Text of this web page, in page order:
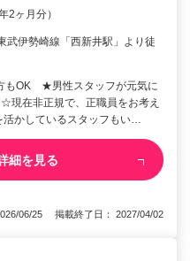
2ヶ月分）
武伊勢崎線「西新井駅」より徒
もOK ★男性スタッフが元気に
現在非正規で、正職員をお考え
かしているスタッフもい…
細を見る
06/25 掲載終了日： 2027/04/02